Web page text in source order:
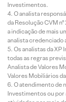
Investimentos.
O analista
da Resolução CVM
a indicação de mais
analista credenciado
Os analistas da
todas as regras
Analista de Valores
Valores Mobiliários
O atendimento de
Investimentos ou por